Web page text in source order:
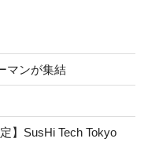
マンが集結
】SusHi Tech Tokyo